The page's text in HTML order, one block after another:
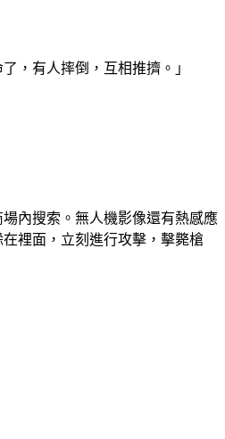
，有人摔倒，互相推擠。」
內搜索。無人機影像還有熱感應
裡面，立刻進行攻擊，擊斃槍